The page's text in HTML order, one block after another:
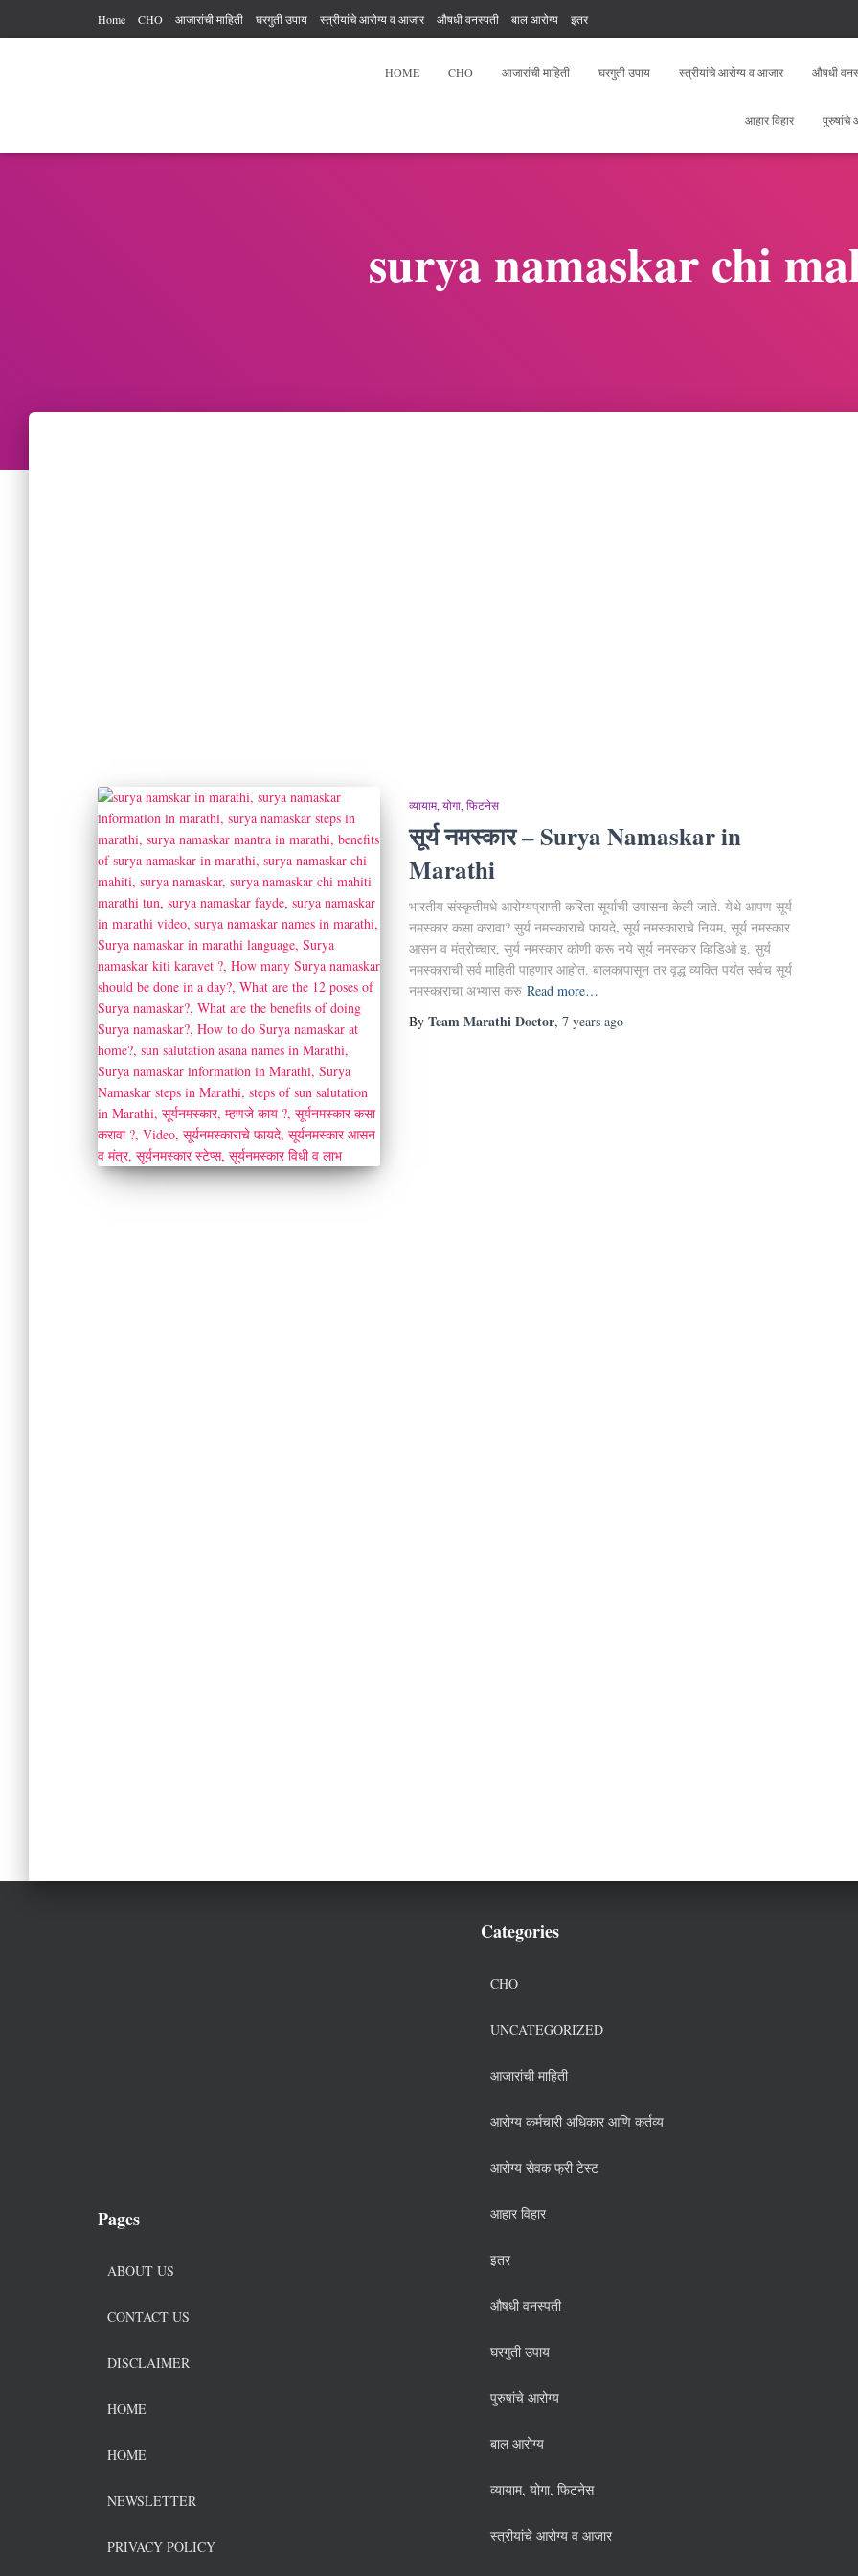
Home CHO आजारांची माहिती घरगुती उपाय स्त्रीयांचे आरोग्य व आजार औषधी वनस्पती बाल आरोग्य इतर
HOME
CHO आजारांची माहिती घरगुती उपाय स्त्रीयांचे आरोग्य व आजार औषधी
आहार विहार पुरुषांचे
surya namaskar chi
व्यायाम, योगा, फिटनेस
सूर्य नमस्कार – Surya Namaskar in
Marathi
भारतीय संस्कृतीमधे आरोग्यप्राप्ती करिता सूर्याची उपासना केली जाते. येथे आपण सूर्य
नमस्कार कसा करावा? सुर्य नमस्काराचे फायदे, सूर्य नमस्काराचे नियम, सूर्य नमस्कार
आसन व मंत्रोच्चार, सुर्य नमस्कार कोणी करू नये सूर्य नमस्कार व्हिडिओ इ. सुर्य
नमस्काराची सर्व माहिती पाहणार आहोत. बालकापासून तर वृद्ध व्यक्ति पर्यंत सर्वच सूर्य
नमस्काराचा अभ्यास करु Read more…
By Team Marathi Doctor, 7 years ago
Pages
ABOUT US
CONTACT US
DISCLAIMER
HOME
HOME
NEWSLETTER
PRIVACY POLICY
Categories
CHO
UNCATEGORIZED
आजारांची माहिती
आरोग्य कर्मचारी अधिकार आणि कर्तव्य
आरोग्य सेवक फ्री टेस्ट
आहार विहार
इतर
औषधी वनस्पती
घरगुती उपाय
पुरुषांचे आरोग्य
बाल आरोग्य
व्यायाम, योगा, फिटनेस
स्त्रीयांचे आरोग्य व आजार